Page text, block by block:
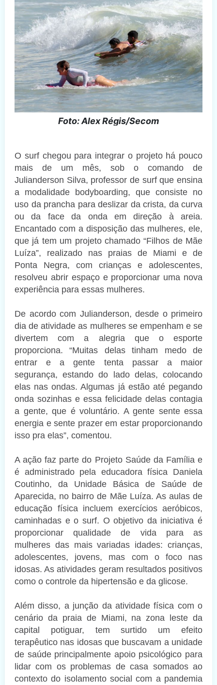
Foto: Alex Régis/Secom
O surf chegou para integrar o projeto há pouco
mais de um mês, sob o comando de
Julianderson Silva, professor de surf que ensina
a modalidade bodyboarding, que consiste no
uso da prancha para deslizar da crista, da curva
ou da face da onda em direção à areia.
Encantado com a disposição das mulheres, ele,
que já tem um projeto chamado “Filhos de Mãe
Luíza”, realizado nas praias de Miami e de
Ponta Negra, com crianças e adolescentes,
resolveu abrir espaço e proporcionar uma nova
experiência para essas mulheres.
De acordo com Julianderson, desde o primeiro
dia de atividade as mulheres se empenham e se
divertem com a alegria que o esporte
proporciona. “Muitas delas tinham medo de
entrar e a gente tenta passar a maior
segurança, estando do lado delas, colocando
elas nas ondas. Algumas já estão até pegando
onda sozinhas e essa felicidade delas contagia
a gente, que é voluntário. A gente sente essa
energia e sente prazer em estar proporcionando
isso pra elas”, comentou.
A ação faz parte do Projeto Saúde da Família e
é administrado pela educadora física Daniela
Coutinho, da Unidade Básica de Saúde de
Aparecida, no bairro de Mãe Luíza. As aulas de
educação física incluem exercícios aeróbicos,
caminhadas e o surf. O objetivo da iniciativa é
proporcionar qualidade de vida para as
mulheres das mais variadas idades: crianças,
adolescentes, jovens, mas com o foco nas
idosas. As atividades geram resultados positivos
como o controle da hipertensão e da glicose.
Além disso, a junção da atividade física com o
cenário da praia de Miami, na zona leste da
capital potiguar, tem surtido um efeito
terapêutico nas idosas que buscavam a unidade
de saúde principalmente apoio psicológico para
lidar com os problemas de casa somados ao
contexto do isolamento social com a pandemia